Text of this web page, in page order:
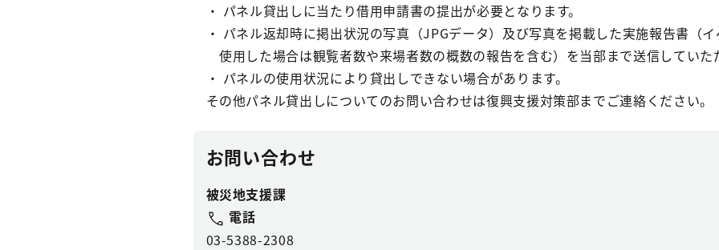
・ パネル貸出しに当たり借用申請書の提出が必要となります。
・ パネル返却時に掲出状況の写真（JPGデータ）及び写真を掲載した実施報告書（
使用した場合は観覧者数や来場者数の概数の報告を含む）を当部まで送信していた
・ パネルの使用状況により貸出しできない場合があります。
その他パネル貸出しについてのお問い合わせは復興支援対策部までご連絡ください。
お問い合わせ
被災地支援課
電話
03-5388-2308